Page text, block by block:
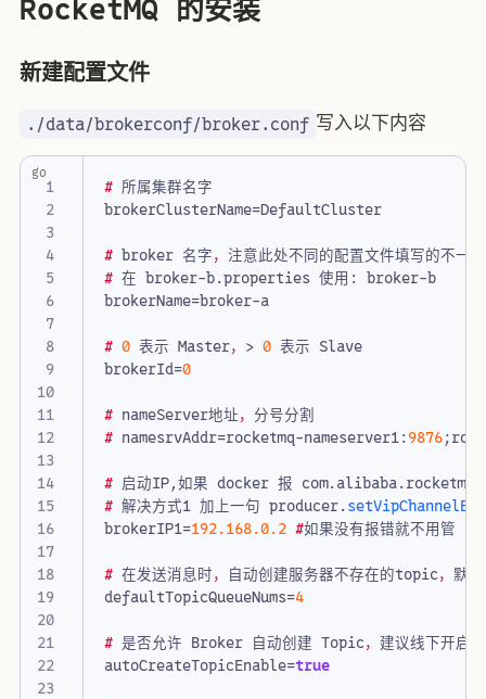
RocketMQ 的安装
新建配置文件
./data/brokerconf/broker.conf 写入以下内容
1
2
4
5
6
7
8
9
10
11
12
14
15
16
17
18
19
20
21
22
# 所属集群名字
brokerClusterName=DefaultCluster
# broker 名字， 注意此处不同的配置文件填写的不一样
# 在 broker-b.properties 使用 : broker-b
brokerName=broker-a
# 0 表示 Master， > 0 表示 Slave
brokerId=0
# nameServer地址，分号分割
# namesrvAddr=rocketmq-nameserver1:9876;
# 启动IP,如果 docker 报 com.alibaba.rocketmq
# 解决方式1 加上一句 producer.
brokerIP1=192.168.0.2 #如果没有报错就不用管
# 在发送消息时， 自动创建服务器不存在的topic，默
defaultTopicQueueNums=4
# 是否允许 Broker 自动创建 Topic， 建议线下开启
autoCreateTopicEnable=true
go